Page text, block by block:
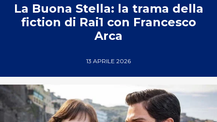
La Buona Stella: la trama della
fiction di Rai1 con Francesco
Arca
13 APRILE 2026